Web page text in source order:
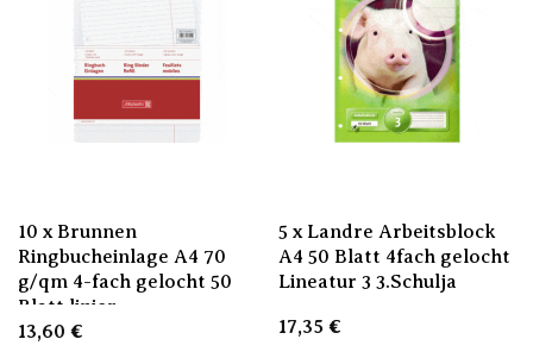
10 x Brunnen
Ringbucheinlage A4 70
g/qm 4-fach gelocht 50
Blatt linier
13,60 €
5 x Landre Arbeitsblock
A4 50 Blatt 4fach gelocht
Lineatur 3 3.Schulja
17,35 €